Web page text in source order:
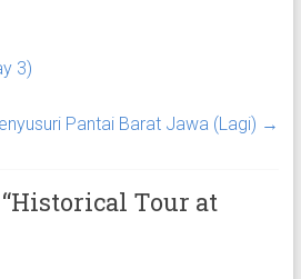
3)
Pantai Barat Jawa (Lagi) →
Historical Tour at